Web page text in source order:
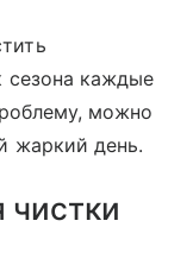
сезона каждые
можно
жаркий день.
чистки